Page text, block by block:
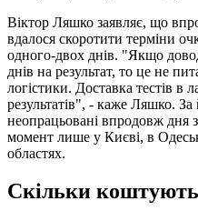
Віктор Ляшко заявляє, що
вдалося скоротити терміни
одного-двох днів. "Якщо
днів на результат, то це не
логістики. Доставка тестів в
результатів", - каже Ляшко.
неопрацьовані впродовж дня
момент лише у Києві, в
областях.
Скільки коштують